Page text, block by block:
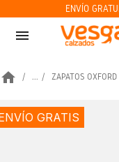
ENVÍO
menu
home ... ZAPATOS
GRATIS